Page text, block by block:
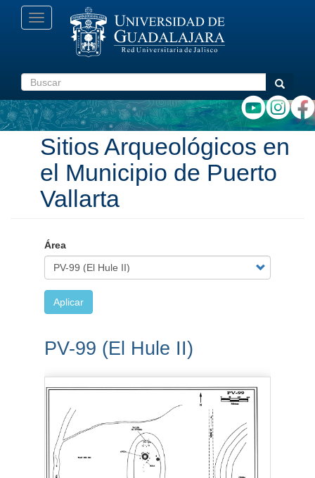
Pasar
Toggle
navigation
Buscar Buscar
Sitios Arqueológicos en
el Municipio de Puerto
Vallarta
Área
Aplicar
PV-99 (El Hule II)